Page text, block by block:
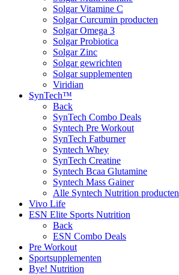
Solgar Vitamine C
Solgar Curcumin producten
Solgar Omega 3
Solgar Probiotica
Solgar Zinc
Solgar gewrichten
Solgar supplementen
Viridian
SynTech™
Back
SynTech Combo Deals
Syntech Pre Workout
SynTech Fatburner
Syntech Whey
SynTech Creatine
Syntech Bcaa Glutamine
Syntech Mass Gainer
Alle Syntech Nutrition producten
Vivo Life
ESN Elite Sports Nutrition
Back
ESN Combo Deals
Pre Workout
Sportsupplementen
Bye! Nutrition